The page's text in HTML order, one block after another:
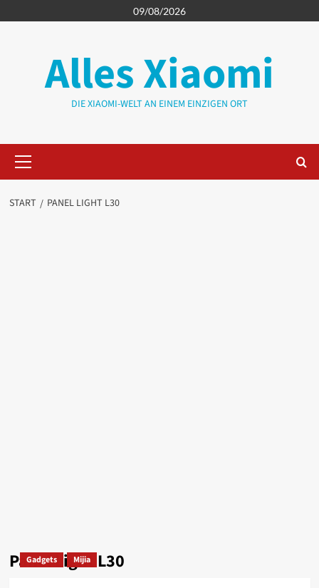
Inhalt
09/08/2026
Alles Xiaomi
DIE XIAOMI-WELT AN EINEM EINZIGEN ORT
Menü
START PANEL LIGHT L30
Panel Light L30
Gadgets Mijia